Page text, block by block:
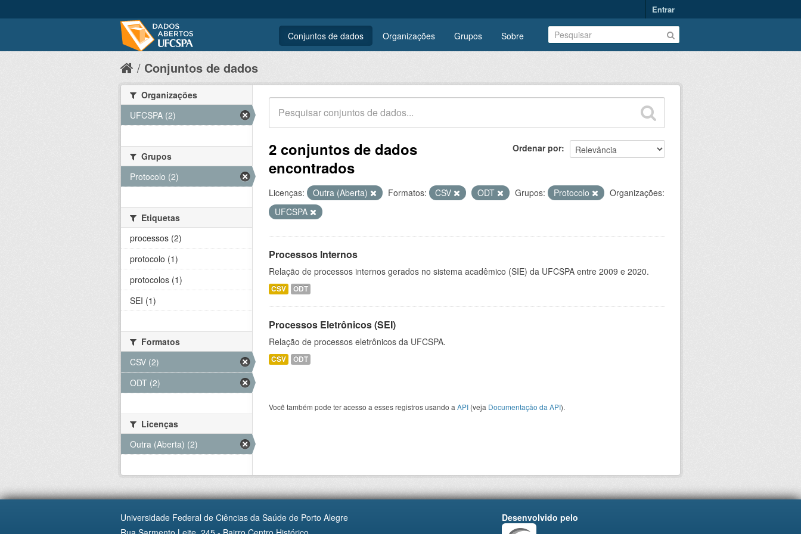
Entrar
Conjuntos de dados Organizações Grupos Sobre
Conjuntos de dados
Ordenar por
2 conjuntos de dados
encontrados
Licenças: Outra (Aberta) Formatos: CSV ODT Grupos: Protocolo
Organizações:
UFCSPA
Processos Internos
Relação de processos internos gerados no sistema acadêmico (SIE) da UFCSPA entre 2009 e 2020.
CSV ODT
Processos Eletrônicos (SEI)
Relação de processos eletrônicos da UFCSPA.
CSV ODT
Você também pode ter acesso a esses registros usando a API (veja Documentação da API).
Organizações
UFCSPA (2)
Grupos
Protocolo (2)
Etiquetas
processos (2)
protocolo (1)
protocolos (1)
SEI (1)
Formatos
CSV (2)
ODT (2)
Licenças
Outra (Aberta) (2)
Universidade Federal de Ciências da Saúde de Porto Alegre
Desenvolvido pelo